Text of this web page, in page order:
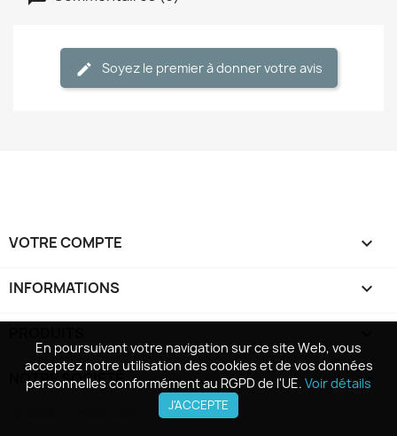
En poursuivant votre navigation sur ce site Web, vous
acceptez notre utilisation des cookies et de vos données
personnelles conformément au RGPD de l'UE. Voir détails
J'ACCEPTE
Soyez le premier à donner votre avis
VOTRE COMPTE 
INFORMATIONS keyboard_arrow_down
NOTRE SOCIÉTÉ 
En poursuivant votre navigation sur ce site Web, vous
acceptez notre utilisation des cookies et de vos données
personnelles conformément au RGPD de l'UE. Voir détails
J'ACCEPTE